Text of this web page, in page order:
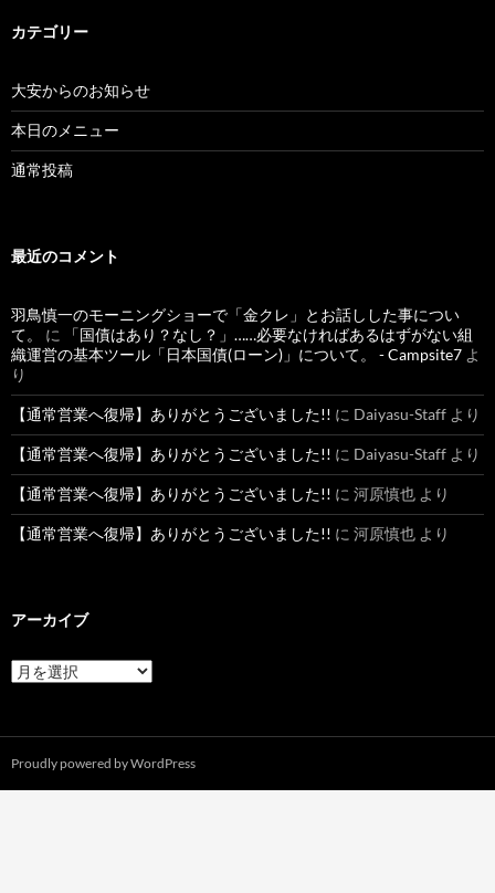
カテゴリー
大安からのお知らせ
本日のメニュー
通常投稿
最近のコメント
羽鳥慎一のモーニングショーで「金クレ」とお話しした事につい
て。
に
「国債はあり？なし？」……必要なければあるはずがない組
織運営の基本ツール「日本国債(ローン)」について。 - Campsite7 よ
り
【通常営業へ復帰】ありがとうございました!! に Daiyasu-Staff より
【通常営業へ復帰】ありがとうございました!! に Daiyasu-Staff より
【通常営業へ復帰】ありがとうございました!! に 河原慎也 より
【通常営業へ復帰】ありがとうございました!! に 河原慎也 より
アーカイブ
ア
ー
Proudly powered by WordPress